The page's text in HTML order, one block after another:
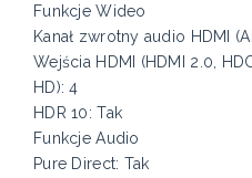
Funkcje Wideo
Kanał zwrotny audio HDMI
Wejścia HDMI (HDMI 2.0,
HD): 4
HDR 10: Tak
Funkcje Audio
Pure Direct: Tak